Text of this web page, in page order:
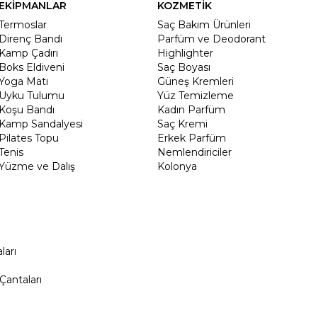
EKİPMANLAR
Direnç Bandı
Kamp Çadırı
Boks Eldiveni
Matı
Uyku Tulumu
Koşu Bandı
Kamp Sandalyesi
Pilates Topu
ve Dalış
KOZMETİK
Saç Bakım Ürünleri
Parfüm ve Deodorant
Highlighter
Saç Boyası
Güneş Kremleri
Yüz Temizleme
Kadın Parfüm
Saç Kremi
Erkek Parfüm
Nemlendiriciler
Kolonya